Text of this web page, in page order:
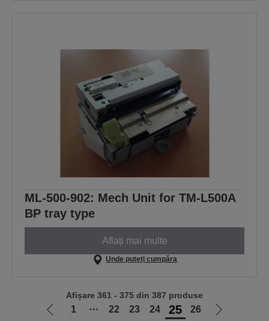
ML-500-902: Mech Unit for TM-L500A
BP tray type
Aflați mai multe
Unde puteți cumpăra
Mergi
1 ⋯ 22 23 24 25 26
Mergi
Afișare 361 - 375 din 387 produse